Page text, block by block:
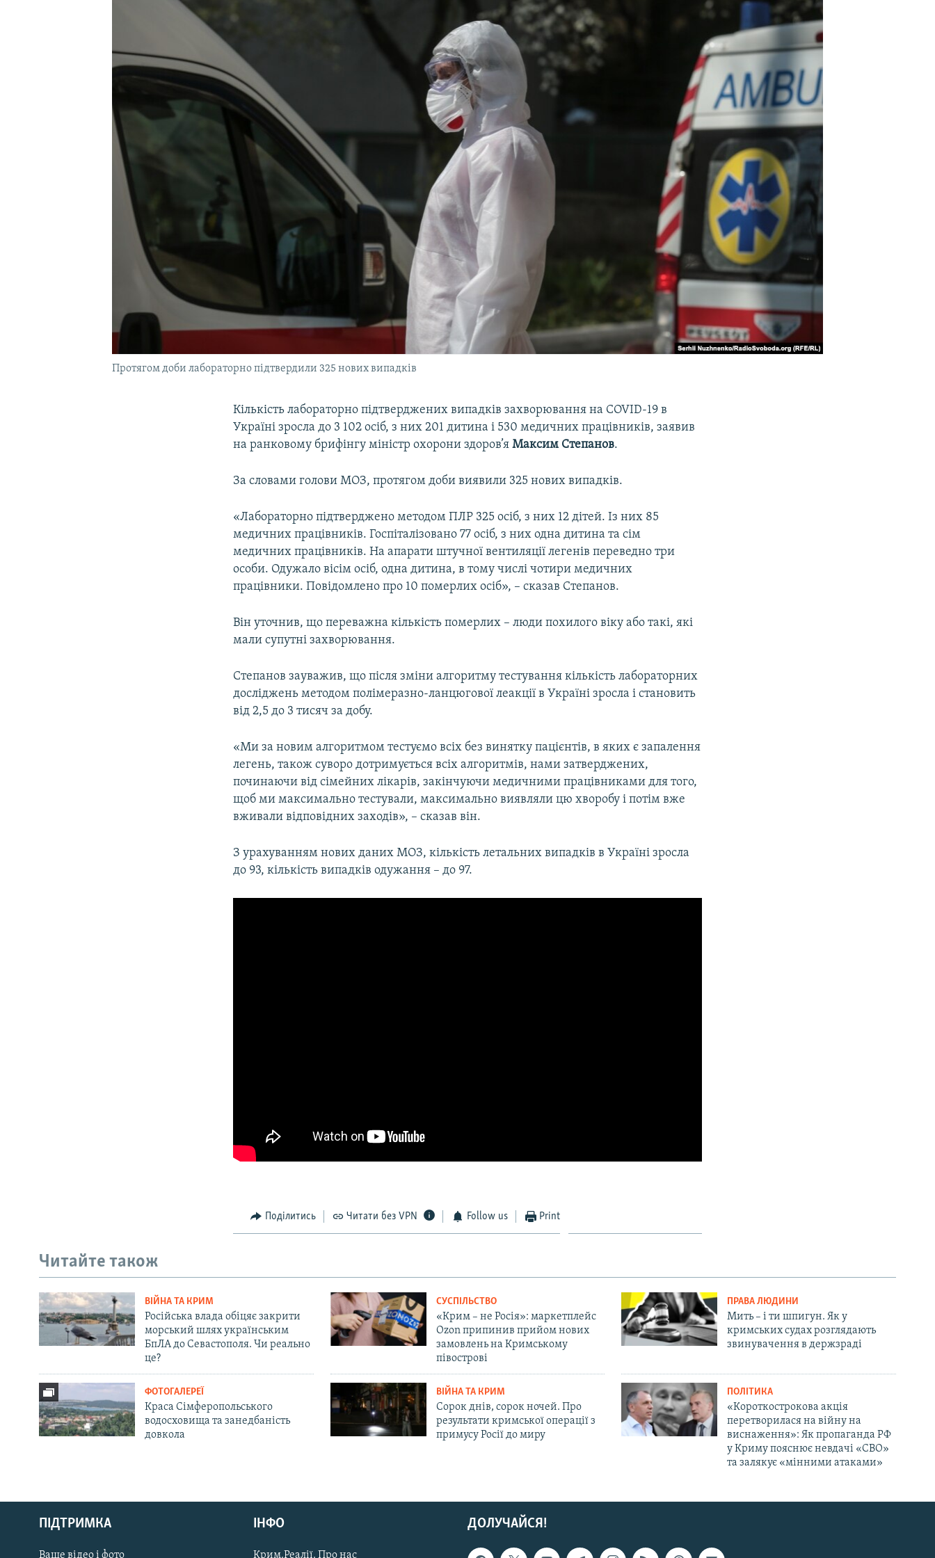
УКРАЇНСЬКА ПРОБЛЕМА КРИМУ
Русский
Qırımtatar
Протягом доби лабораторно підтвердили 325 нових випадків
Кількість лабораторно підтверджених випадків захворювання на COVID-19 в
Україні зросла до 3 102 осіб, з них 201 дитина і 530 медичних працівників, заявив
на ранковому брифінгу міністр охорони здоров’яМаксим Степанов.
За словами голови МОЗ, протягом доби виявили 325 нових випадків.
«Лабораторно підтверджено методом ПЛР 325 осіб, з них 12 дітей. Із них 85
медичних працівників. Госпіталізовано 77 осіб, з них одна дитина та сім
медичних працівників. На апарати штучної вентиляції легенів переведно три
особи. Одужало вісім осіб, одна дитина, в тому числі чотири медичних
працівники. Повідомлено про 10 померлих осіб», – сказав Степанов.
Він уточнив, що переважна кількість померлих – люди похилого віку або такі, які
мали супутні захворювання.
Степанов зауважив, що після зміни алгоритму тестування кількість лабораторних
досліджень методом полімеразно-ланцюгової леакції в Україні зросла і становить
від 2,5 до 3 тисяч за добу.
«Ми за новим алгоритмом тестуємо всіх без винятку пацієнтів, в яких є запалення
легень, також суворо дотримується всіх алгоритмів, нами затверджених,
починаючи від сімейних лікарів, закінчуючи медичними працівниками для того,
щоб ми максимально тестували, максимально виявляли цю хворобу і потім вже
вживали відповідних заходів», – сказав він.
З урахуванням нових даних МОЗ, кількість летальних випадків в Україні зросла
до 93, кількість випадків одужання – до 97.
Поділитись Читати без VPN Follow us Print
Читайте також
ВІЙНА ТА КРИМ
Російська влада обіцяє закрити
морський шлях українським
БпЛА до Севастополя. Чи реально
це?
СУСПІЛЬСТВО
«Крим – не Росія»: маркетплейс
Ozon припинив прийом нових
замовлень на Кримському
півострові
ПРАВА ЛЮДИНИ
Мить – і ти шпигун. Як у
кримських судах розглядають
звинувачення в держзраді
ФОТОГАЛЕРЕЇ
Краса Сімферопольського
водосховища та занедбаність
довкола
ВІЙНА ТА КРИМ
Сорок днів, сорок ночей. Про
результати кримської операції з
примусу Росії до миру
ПОЛІТИКА
«Короткострокова акція
перетворилася на війну на
виснаження»: Як пропаганда РФ
у Криму пояснює невдачі «СВО»
та залякує «мінними атаками»
ДОЛУЧАЙСЯ!
ПІДТРИМКА
Ваше відео і фото
ІНФО
Крим.Реалії. Про нас